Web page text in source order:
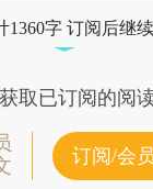
1360字 订阅后继
取已订阅的阅
订阅/会